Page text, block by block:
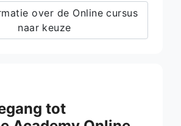
over de Online cursus
naar keuze
tot